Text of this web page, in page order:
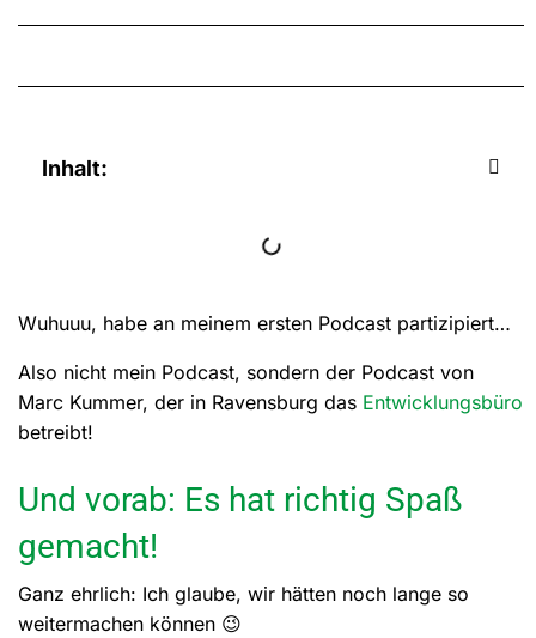
Inhalt:
Wuhuuu, habe an meinem ersten Podcast partizipiert…
Also nicht mein Podcast, sondern der Podcast von
Marc Kummer, der in Ravensburg das Entwicklungsbüro
betreibt!
Und vorab: Es hat richtig Spaß
gemacht!
Ganz ehrlich: Ich glaube, wir hätten noch lange so
weitermachen können 😉